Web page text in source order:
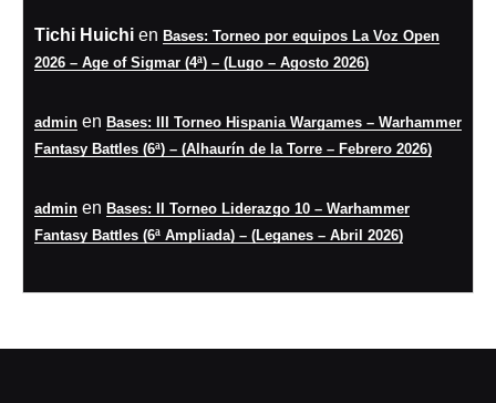
Tichi Huichi en Bases: Torneo por equipos La Voz Open
2026 – Age of Sigmar (4ª) – (Lugo – Agosto 2026)
admin en Bases: III Torneo Hispania Wargames – Warhammer
Fantasy Battles (6ª) – (Alhaurín de la Torre – Febrero 2026)
admin en Bases: II Torneo Liderazgo 10 – Warhammer
Fantasy Battles (6ª Ampliada) – (Leganes – Abril 2026)